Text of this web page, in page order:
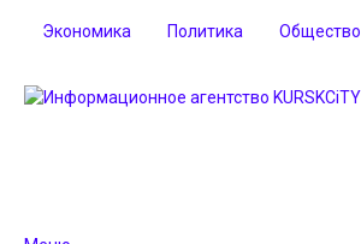
Экономика Политика Общество